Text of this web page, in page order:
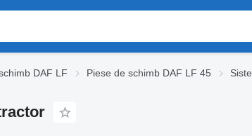
DAF LF Piese de schimb DAF LF 45